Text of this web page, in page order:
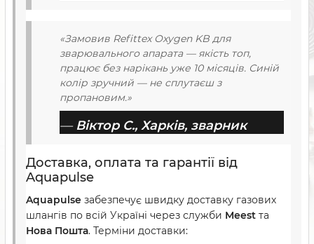
«Замовив Refittex Oxygen KB для
зварювального апарата — якість топ,
працює без нарікань уже 10 місяців. Синій
колір зручний — не сплутаєш з
пропановим.»
— Віктор С., Харків, зварник
Доставка, оплата та гарантії від
Aquapulse
Aquapulse забезпечує швидку доставку газових
шлангів по всій Україні через служби Meest та
Нова Пошта. Терміни доставки: